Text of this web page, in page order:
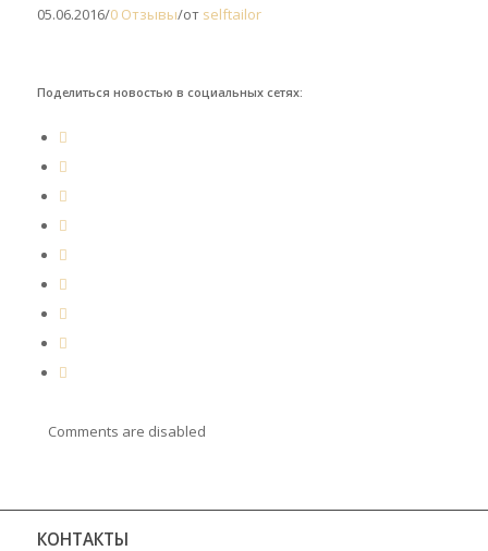
05.06.2016/0 Отзывы/от selftailor
Поделиться новостью в социальных сетях:
Comments are disabled
КОНТАКТЫ